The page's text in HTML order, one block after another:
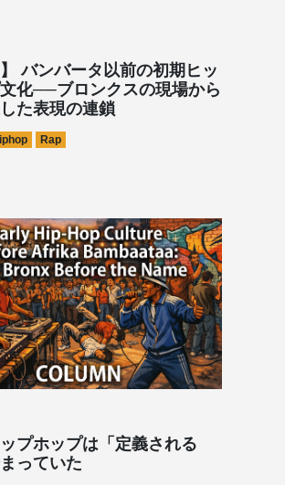
】 バンバータ以前の初期ヒッ
化──ブロンクスの現場から
た表現の連鎖
Rap
プホップは「定義される
っていた